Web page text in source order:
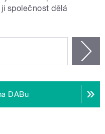
společnost dělá
DABu